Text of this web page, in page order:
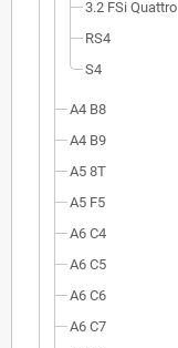
3.2 FSi Quattro
RS4
S4
A4 B8
A4 B9
A5 8T
A5 F5
A6 C4
A6 C5
A6 C6
A6 C7